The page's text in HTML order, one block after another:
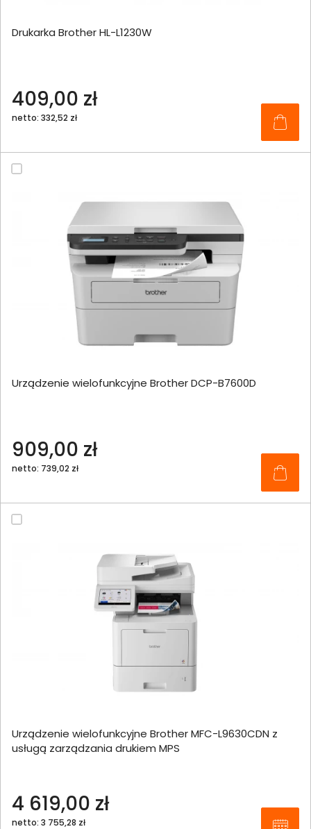
Drukarka Brother HL-L1230W
409,00 zł
netto: 332,52 zł
Urządzenie wielofunkcyjne Brother DCP-B7600D
909,00 zł
netto: 739,02 zł
Urządzenie wielofunkcyjne Brother MFC-L9630CDN z
usługą zarządzania drukiem MPS
4 619,00 zł
netto: 3 755,28 zł